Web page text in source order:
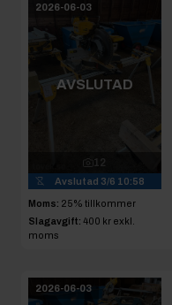
2026-06-03
AVSLUTAD
12
Avslutad 3/6 10:58
Moms: 25% tillkommer
Slagavgift: 400 kr exkl.
moms
2026-06-03